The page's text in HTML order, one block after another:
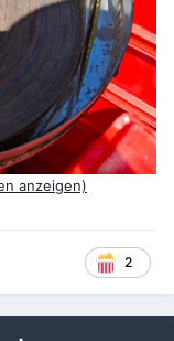
anzeigen)
2